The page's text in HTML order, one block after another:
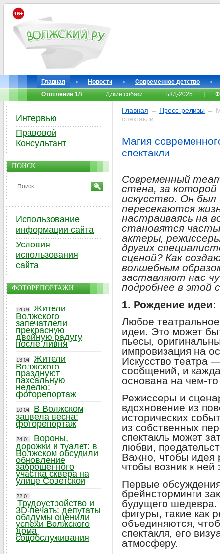
Главная Новости
Современное детство
Отопление 1/7
Дикие собаки БКД-2025
Главная → Пресс-релизы →
спектакли
Магия
спектакли
Современный
стена, за
искусство. Он
пересекаются
настраиваясь на
становятся
актеры,
других
сценой? Как
волшебным
заставляют нас
подробнее в этой
1. Рождение идеи:
Любое
идеи. Это может
пьесы,
импровизация на
Искусство театра
сообщений, и
основана на чем-
Режиссеры и
вдохновение из
исторических
из собственных
спектакль может
любви,
Важно, чтобы идея
чтобы возник к
Первые
брейнсторминги
будущего
фигуры, такие как
объединяются,
спектакля, его
атмосферу.
Интервью
Правовой
Консультант
ПОИСК
Использование
информации сайта
Условия
использования
сайта
ФОТОРЕПОРТАЖИ
14.04
Жители
Волжского
запечатлели
прекрасную
двойную радугу
после ливня
13.04
Жители
Волжского
празднуют
пахсальную
неделю:
фоторепортаж
10.04
В Волжском
зацвела весна:
фоторепортаж
24.01
Вороны,
дорожки и туалет: в
Волжском обсудили
обновление
заброшенного
участка сквера на
улице Советской
22.01
Трудоустройство и
3D-печать: депутаты
облдумы оценили
успехи Волжского
дома
соцобслуживания